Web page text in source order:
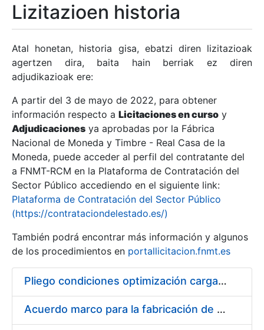
Erakutsi/Ezkutatu
Erakutsi/Ezkutatu
Erakutsi/Ezkutatu
Erakutsi/Ezkutatu
Erakutsi/Ezkutatu
Lizitazioen historia
Atal honetan, historia gisa, ebatzi diren lizitazioak
agertzen dira, baita hain berriak ez diren
adjudikazioak ere:
A partir del 3 de mayo de 2022, para obtener
información respecto a Licitaciones en curso y
Adjudicaciones ya aprobadas por la Fábrica
Nacional de Moneda y Timbre - Real Casa de la
Moneda, puede acceder al perfil del contratante del
a FNMT-RCM en la Plataforma de Contratación del
Sector Público accediendo en el siguiente link:
Plataforma de Contratación del Sector Público
(https://contrataciondelestado.es/)
También podrá encontrar más información y algunos
de los procedimientos en portallicitacion.fnmt.es
Pliego condiciones optimización cargas compras firmado
Acuerdo marco para la fabricación de piezas